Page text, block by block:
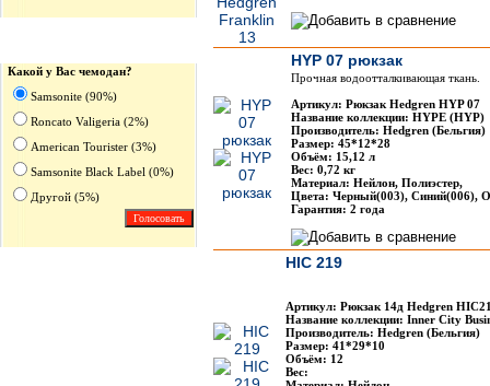
Какой у Вас чемодан?
Samsonite (90%)
Roncato Valigeria (2%)
American Tourister (3%)
Samsonite Black Label (0%)
Другoй (5%)
HYP 07 рюкзак
Прочная водоотталкивающая ткань.
Артикул: Рюкзак Hedgren HYP 07
Название коллекции: HYPE (HYP)
Производитель: Hedgren (Бельгия)
Размер: 45*12*28
Объём: 15,12 л
Вес: 0,72 кг
Материал: Нейлон, Полиэстер,
Цвета: Черный(003), Синий(006),
Гарантия: 2 года
HIC 219
Артикул: Рюкзак 14д Hedgren
Название коллекции: Inner City
Производитель: Hedgren (Бельгия)
Размер: 41*29*10
Объём: 12
Вес: